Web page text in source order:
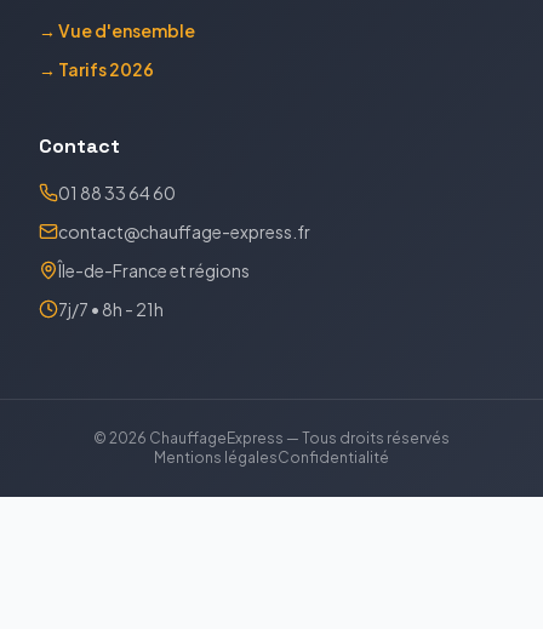
→ Vue d'ensemble
→ Tarifs 2026
Contact
01 88 33 64 60
contact@chauffage-express.fr
Île-de-France et régions
7j/7 • 8h - 21h
© 2026 ChauffageExpress — Tous droits réservés
Mentions légalesConfidentialité